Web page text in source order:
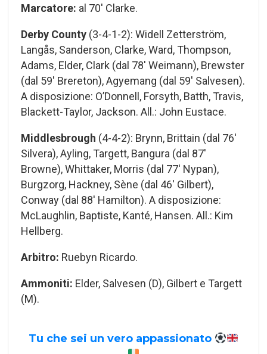
Marcatore: al 70′ Clarke.
Derby County (3-4-1-2): Widell Zetterström,
Langås, Sanderson, Clarke, Ward, Thompson,
Adams, Elder, Clark (dal 78′ Weimann), Brewster
(dal 59′ Brereton), Agyemang (dal 59′ Salvesen).
A disposizione: O’Donnell, Forsyth, Batth, Travis,
Blackett-Taylor, Jackson. All.: John Eustace.
Middlesbrough (4-4-2): Brynn, Brittain (dal 76′
Silvera), Ayling, Targett, Bangura (dal 87′
Browne), Whittaker, Morris (dal 77′ Nypan),
Burgzorg, Hackney, Sène (dal 46′ Gilbert),
Conway (dal 88′ Hamilton). A disposizione:
McLaughlin, Baptiste, Kanté, Hansen. All.: Kim
Hellberg.
Arbitro: Ruebyn Ricardo.
Ammoniti: Elder, Salvesen (D), Gilbert e Targett
(M).
Tu che sei un vero appassionato